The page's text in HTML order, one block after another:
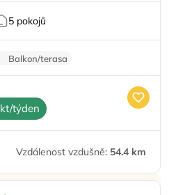
5 pokojů
Balkon/terasa
týden
Vzdálenost vzdušně: 54.4 km